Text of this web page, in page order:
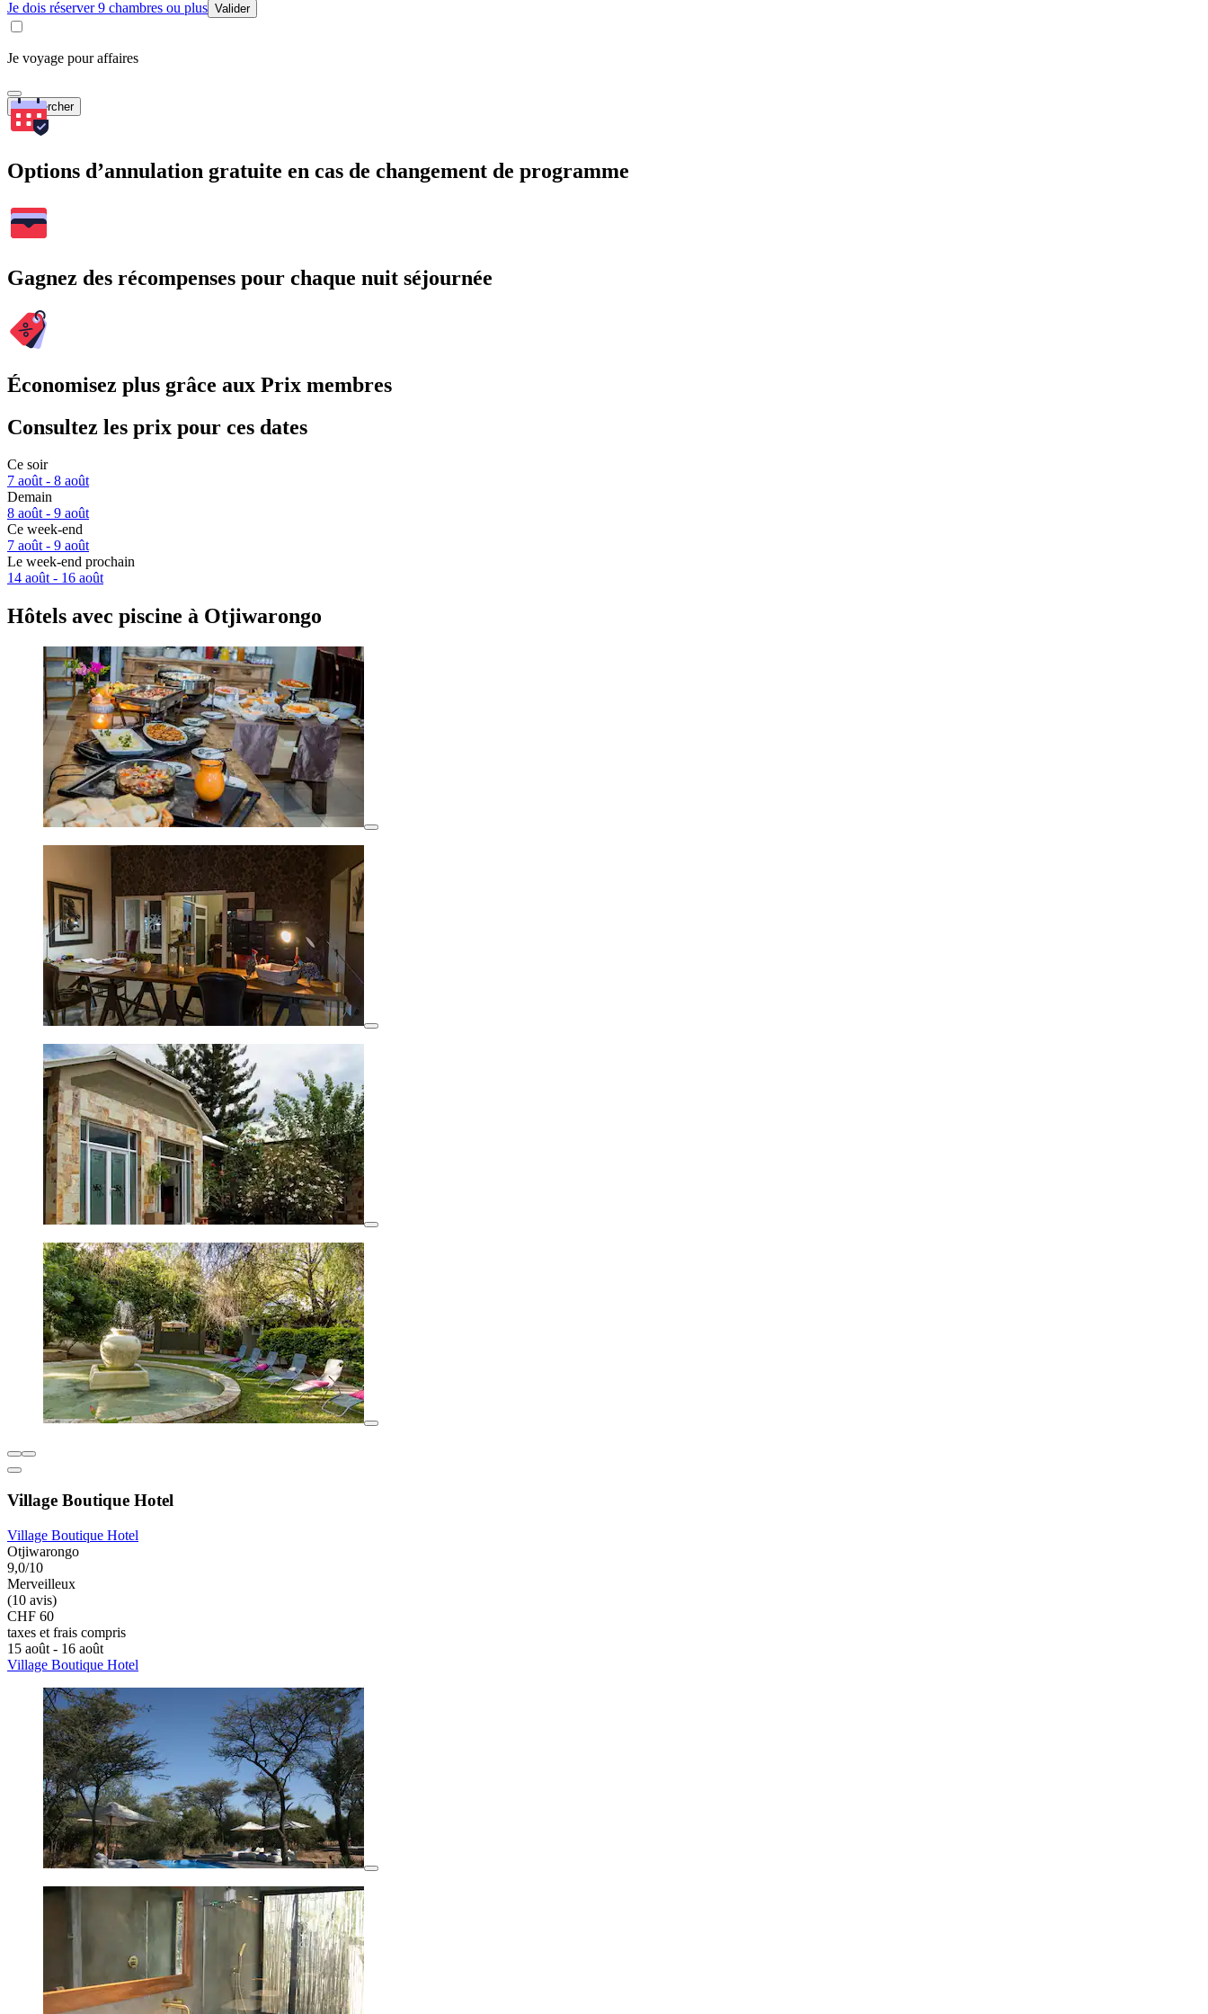
Je dois réserver 9 chambres ou plus Valider
Je voyage pour affaires
Rechercher
Options d’annulation gratuite en cas de changement de programme
Gagnez des récompenses pour chaque nuit séjournée
Économisez plus grâce aux Prix membres
Consultez les prix pour ces dates
Ce soir
7 août - 8 août
Demain
8 août - 9 août
Ce week-end
7 août - 9 août
Le week-end prochain
14 août - 16 août
Hôtels avec piscine à Otjiwarongo
Village Boutique Hotel
Village Boutique Hotel
Otjiwarongo
9,0/10
Merveilleux
(10 avis)
CHF 60
taxes et frais compris
15 août - 16 août
Village Boutique Hotel